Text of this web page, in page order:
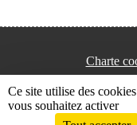
Charte
Ce site utilise des
vous souhaitez activer